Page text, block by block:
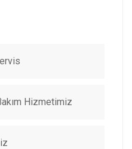
Hizmetimiz